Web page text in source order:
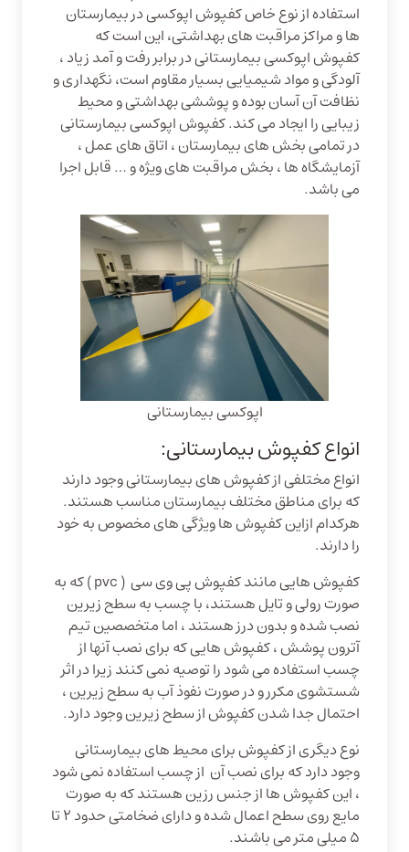
استفاده از نوع خاص کفپوش اپوکسی در بیمارستان
ها و مراکز مراقبت های بهداشتی، این است که
کفپوش اپوکسی بیمارستانی در برابر رفت و آمد زیاد ،
آلودگی و مواد شیمیایی بسیار مقاوم است، نگهداری و
نظافت آن آسان بوده و پوششی بهداشتی و محیط
زیبایی را ایجاد می کند. کفپوش اپوکسی بیمارستانی
در تمامی بخش های بیمارستان ، اتاق های عمل ،
آزمایشگاه ها ، بخش مراقبت های ویژه و … قابل اجرا
می باشد.
اپوکسی بیمارستانی
انواع کفپوش بیمارستانی:
انواع مختلفی از کفپوش های بیمارستانی وجود دارند
که برای مناطق مختلف بیمارستان مناسب هستند.
هرکدام ازاین کفپوش ها ویژگی های مخصوص به خود
را دارند.
کفپوش هایی مانند کفپوش پی وی سی ( pvc ) که به
صورت رولی و تایل هستند، با چسب به سطح زیرین
نصب شده و بدون درز هستند ، اما متخصصین تیم
آترون پوشش ، کفپوش هایی که برای نصب آنها از
چسب استفاده می شود را توصیه نمی کنند زیرا در اثر
شستشوی مکرر و در صورت نفوذ آب به سطح زیرین ،
احتمال جدا شدن کفپوش از سطح زیرین وجود دارد.
نوع دیگری از کفپوش برای محیط های بیمارستانی
وجود دارد که برای نصب آن از چسب استفاده نمی شود
، این کفپوش ها از جنس رزین هستند که به صورت
مایع روی سطح اعمال شده و دارای ضخامتی حدود ۲ تا
۵ میلی متر می باشند.